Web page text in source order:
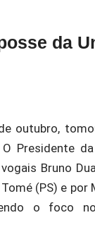
da
outubro,
O Presidente
Bruno
(PS) e
o foco